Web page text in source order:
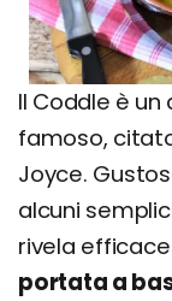
Il Coddle è
famoso,
Joyce.
alcuni
rivela
portata a